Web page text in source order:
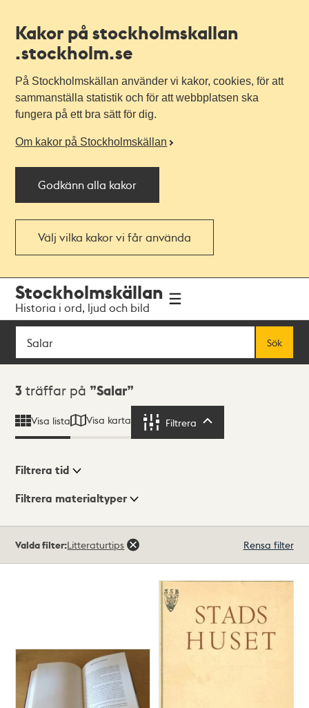
Kakor på stockholmskallan
.stockholm.se
På Stockholmskällan använder vi kakor, cookies, för att
sammanställa statistik och för att webbplatsen ska
fungera på ett bra sätt för dig.
Om kakor på Stockholmskällan
Godkänn alla kakor
Välj vilka kakor vi får använda
navigationen
huvudinnehållet
Stockholmskällan
Historia i ord, ljud och bild
Sök
Sök
Sökresultat
3 träffar på Salar
Visa lista Visa karta Filtrera
Visningsläge
Filtrera tid
Filtrera materialtyper
träffar
Valda filter:Litteraturtips Rensa filter